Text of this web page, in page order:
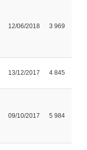
12/06/2018 3 969
13/12/2017 4 845
09/10/2017 5 984